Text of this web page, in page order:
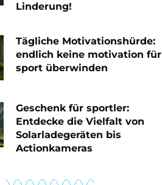
Linderung!
Tägliche Motivationshürde:
endlich keine motivation für
sport überwinden
Geschenk für sportler:
Entdecke die Vielfalt von
Solarladegeräten bis
Actionkameras